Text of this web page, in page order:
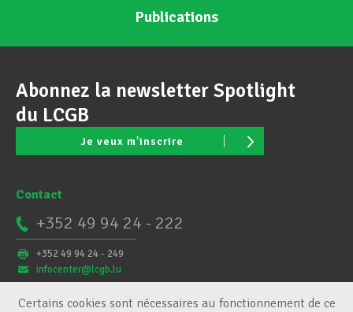
Publications
Abonnez la newsletter Spotlight
du LCGB
Je veux m'inscrire
Contact
+352 49 94 24 - 222
+352 49 94 24 - 249
infocenter@lcgb.lu
Certains cookies sont nécessaires au fonctionnement de ce